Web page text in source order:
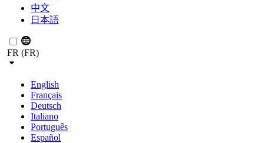
中文
日本語
FR (FR)
English
Français
Deutsch
Italiano
Português
Español